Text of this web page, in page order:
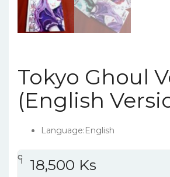
Tokyo Ghoul
(English
Language:English
၎
င
၎
၎ 18,500 Ks